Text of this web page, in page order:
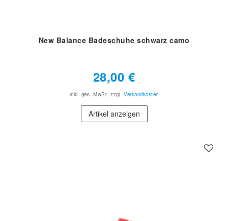
New Balance Badeschuhe schwarz camo
28,00 €
inkl. ges. MwSt. zzgl. Versandkosten
Artikel anzeigen